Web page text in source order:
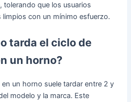
tolerando que los usuarios
con un mínimo esfuerzo.
tarda el ciclo de
un horno?
un horno suele tardar entre 2 y
modelo y la marca. Este